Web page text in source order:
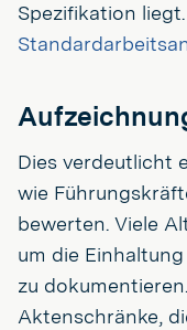
Spezifikation
Dies verdeutlicht
wie
bewerten. Viele
um die
zu
Aktenschränke,